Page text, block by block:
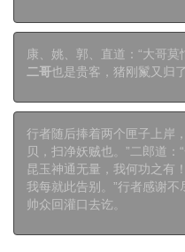
康、姚、郭、直道：“大哥莫
二哥也是贵客，猪刚鬣又归
行者随后捧着两个匣子上岸
贝，扫净妖贼也。”二郎道
昆玉神通无量，我何功之有
我每就此告别。”行者感谢
帅众回灌口去讫。